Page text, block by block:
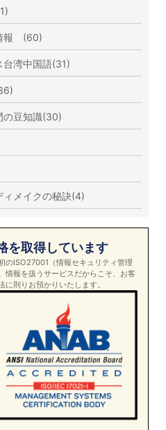
報 (60)
台湾中国語(31)
の豆知識(30)
ィメイクの秘訣(4)
を取得しています
のISO27001（情報セキュリティ管理
情報を扱うサービスだからこそ、お客
則りお預かりいたします。